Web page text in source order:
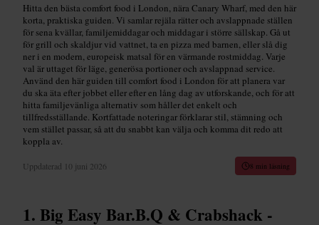
Hitta den bästa comfort food i London, nära Canary Wharf, med den här
korta, praktiska guiden. Vi samlar rejäla rätter och avslappnade ställen
för sena kvällar, familjemiddagar och middagar i större sällskap. Gå ut
för grill och skaldjur vid vattnet, ta en pizza med barnen, eller slå dig
ner i en modern, europeisk matsal för en värmande rostmiddag. Varje
val är uttaget för läge, generösa portioner och avslappnad service.
Använd den här guiden till comfort food i London för att planera var
du ska äta efter jobbet eller efter en lång dag av utforskande, och för att
hitta familjevänliga alternativ som håller det enkelt och
tillfredsställande. Kortfattade noteringar förklarar stil, stämning och
vem stället passar, så att du snabbt kan välja och komma dit redo att
koppla av.
Uppdaterad 10 juni 2026 8 min läsning
Big Easy Bar.B.Q & Crabshack -